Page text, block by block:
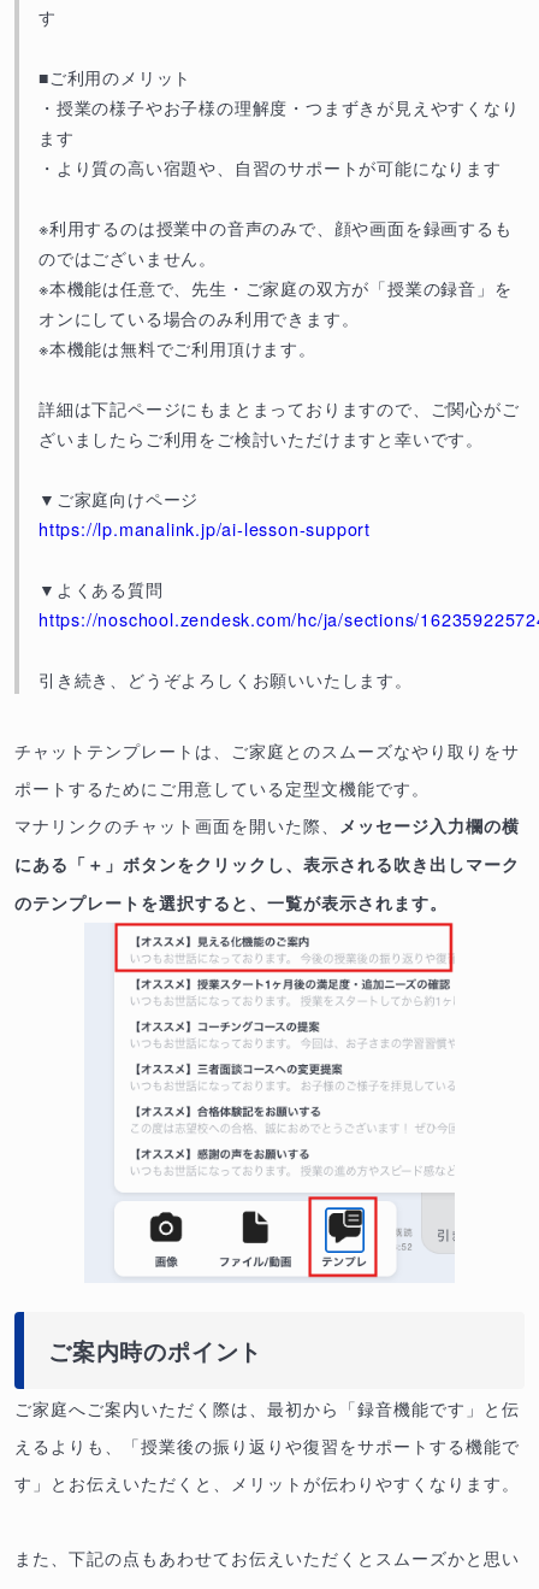
す
■ご利用のメリット
・授業の様子やお子様の理解度・つまずきが見えやすくなり
ます
・より質の高い宿題や、自習のサポートが可能になります
※利用するのは授業中の音声のみで、顔や画面を録画するも
のではございません。
※本機能は任意で、先生・ご家庭の双方が「授業の録音」を
オンにしている場合のみ利用できます。
※本機能は無料でご利用頂けます。
詳細は下記ページにもまとまっておりますので、ご関心がご
ざいましたらご利用をご検討いただけますと幸いです。
▼ご家庭向けページ
https://lp.manalink.jp/ai-lesson-support
▼よくある質問
https://noschool.zendesk.com/hc/ja/sections/
引き続き、どうぞよろしくお願いいたします。
チャットテンプレートは、ご家庭とのスムーズなやり取りをサ
ポートするためにご用意している定型文機能です。
マナリンクのチャット画面を開いた際、 メッセージ入力欄の横
にある「＋」ボタンをクリックし、表示される吹き出しマーク
のテンプレートを選択すると、一覧が表示されます。
ご案内時のポイント
ご家庭へご案内いただく際は、最初から「録音機能です」と伝
えるよりも、「授業後の振り返りや復習をサポートする機能で
す」とお伝えいただくと、メリットが伝わりやすくなります。
また、下記の点もあわせてお伝えいただくとスムーズかと思い